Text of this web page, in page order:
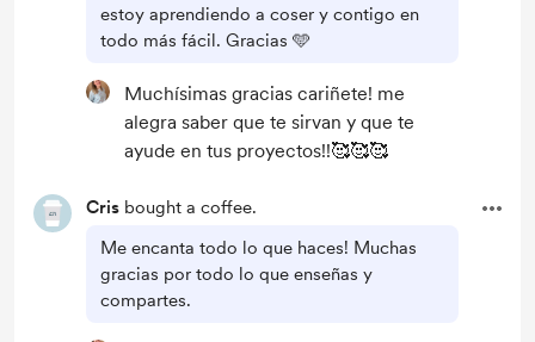
estoy aprendiendo a coser y contigo en
todo más fácil. Gracias 🩵
Muchísimas gracias cariñete! me
alegra saber que te sirvan y que te
ayude en tus proyectos!!🥰🥰🥰
Cris bought a coffee.
Me encanta todo lo que haces! Muchas
gracias por todo lo que enseñas y
compartes.